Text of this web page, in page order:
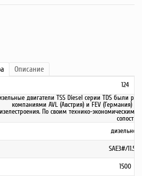
Описание
124
двигатели TSS Diesel серии TDS были
компаниями AVL (Австрия) и FEV (Германия)
По своим технико-экономическим
сопост
дизельное
SAE3#/11.5 #
1500